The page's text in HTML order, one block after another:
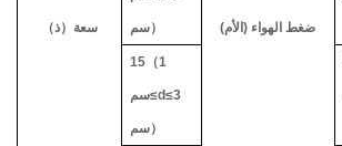
سعة （ذ） ضغط الهواء (الأم) سم）
15 （1
سم≤d≤3
سم）